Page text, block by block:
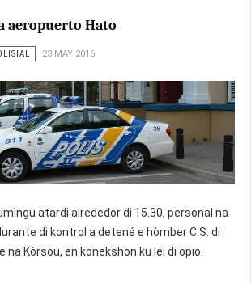
aeropuerto Hato
23 MAY 2016
atardi alrededor di 15.30, personal na
di kontrol a detené e hòmber C.S. di
na Kòrsou, en konekshon ku lei di opio.